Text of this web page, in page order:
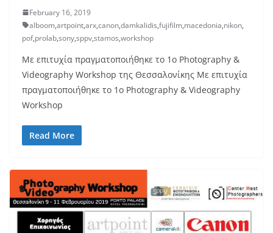
February 16, 2019
alboom,artpoint,arx,canon,damkalidis,fujifilm,macedonia,nikon,
pof,prolab,sony,sppv,stamos,workshop
Με επιτυχία πραγματοποιήθηκε το 1ο Photography &
Videography Workshop της Θεσσαλονίκης Με επιτυχία
πραγματοποιήθηκε το 1ο Photography & Videography
Workshop
Read More